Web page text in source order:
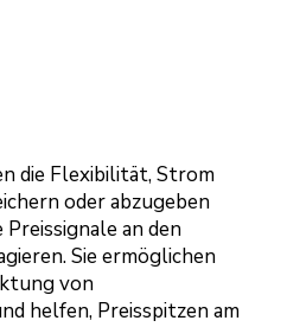
die Flexibilität, Strom
oder abzugeben
an den
Sie ermöglichen
von
helfen, Preisspitzen am